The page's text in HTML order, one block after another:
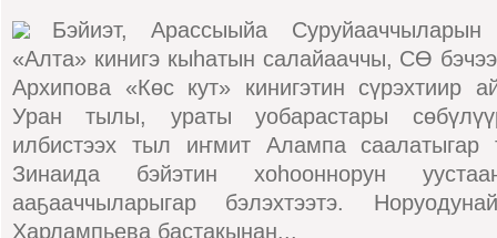
Бэйиэт, Арассыыйа Суруйааччыларын
«Алта» кинигэ кыһатын салайааччы, СӨ
Архипова «Көс кут» кинигэтин сүрэхтиир
Уран тылы, ураты уобарастары сөбүлүүр
илбистээх тыл иҥмит Алампа саалатыгар
Зинаида бэйэтин хоһооннорун
ааҕааччыларыгар бэлэхтээтэ.
Харлампьева бастакынан...